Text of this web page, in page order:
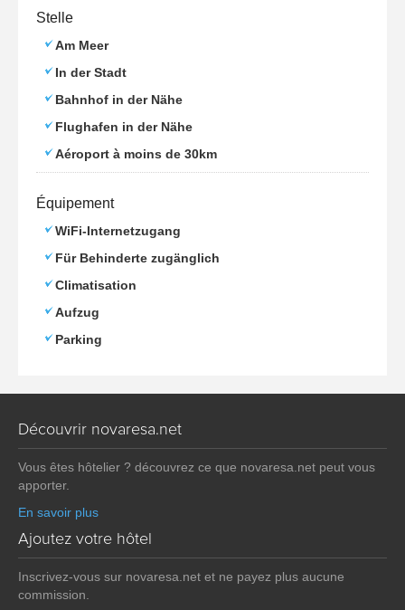
Stelle
Am Meer
In der Stadt
Bahnhof in der Nähe
Flughafen in der Nähe
Aéroport à moins de 30km
Équipement
WiFi-Internetzugang
Für Behinderte zugänglich
Climatisation
Aufzug
Parking
Découvrir novaresa.net
Vous êtes hôtelier ? découvrez ce que novaresa.net peut vous
apporter.
En savoir plus
Ajoutez votre hôtel
Inscrivez-vous sur novaresa.net et ne payez plus aucune
commission.